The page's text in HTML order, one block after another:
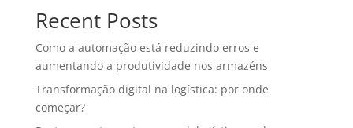
Recent Posts
Como a automação está reduzindo erros e
aumentando a produtividade nos armazéns
Transformação digital na logística: por onde
começar?